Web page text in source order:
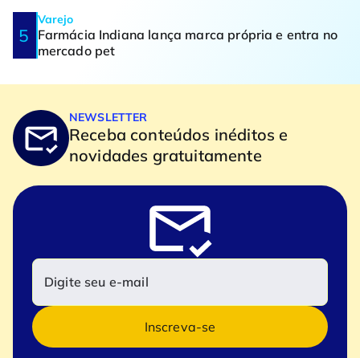
Varejo
Farmácia Indiana lança marca própria e entra no
mercado pet
NEWSLETTER
Receba conteúdos inéditos e
novidades gratuitamente
Inscreva-se